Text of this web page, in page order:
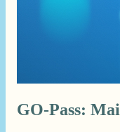
GO-Pass: Mai